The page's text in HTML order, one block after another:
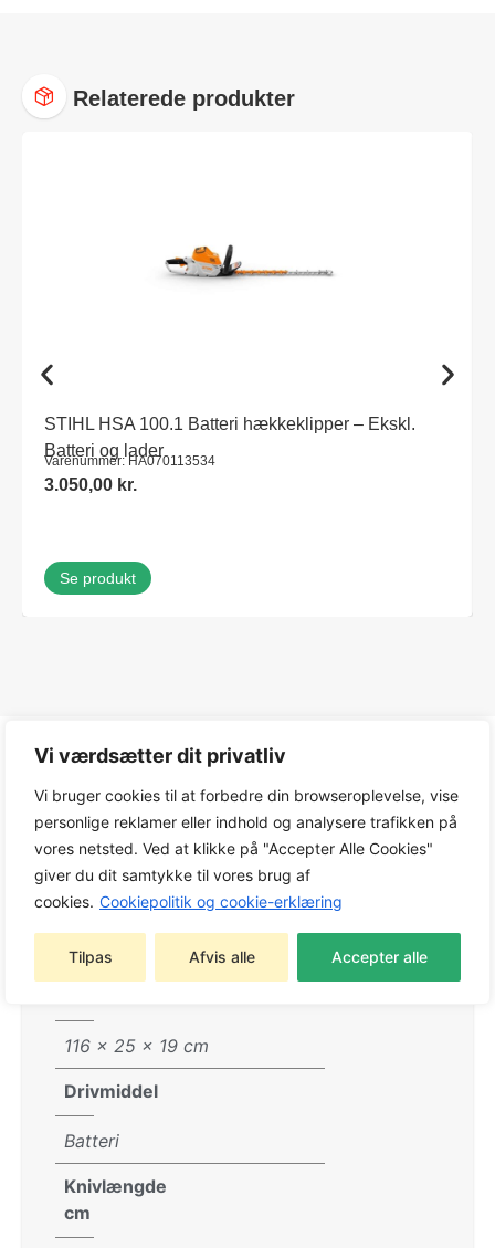
Vi værdsætter dit privatliv
Vi bruger cookies til at forbedre din browseroplevelse, vise
personlige reklamer eller indhold og analysere trafikken på
vores netsted. Ved at klikke på "Accepter Alle Cookies"
giver du dit samtykke til vores brug af
cookies. Cookiepolitik og cookie-erklæring
Tilpas Afvis alle Accepter alle
Relaterede produkter
STIHL HSA 100.1 Batteri hækkeklipper – Ekskl.
Batteri og lader
Varenummer: HA070113534
3.050,00 kr.
Se produkt
Produktinfo
Vægt
4,125 kg
116 × 25 × 19 cm
Drivmiddel
Batteri
Knivlængde
cm